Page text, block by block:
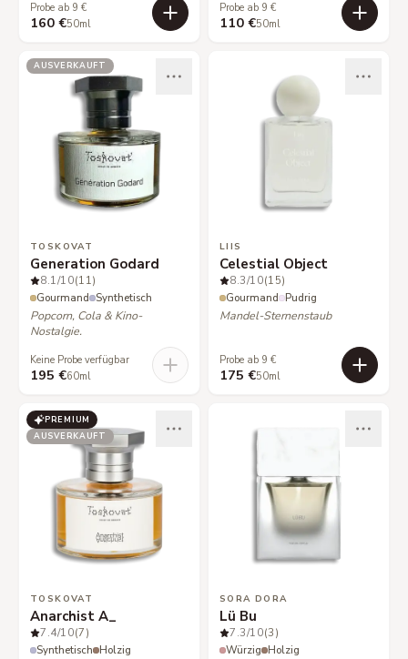
Probe ab 9 €
160 €50ml
Probe ab 9 €
110 €50ml
AUSVERKAUFT
TOSKOVAT
Generation Godard
8.1/10(11)
Gourmand Synthetisch
Popcorn, Cola & Kino-
Nostalgie.
Keine Probe verfügbar
195 €60ml
LIIS
Celestial Object
8.3/10(15)
Gourmand Pudrig
Mandel-Sternenstaub
Probe ab 9 €
175 €50ml
PREMIUM
AUSVERKAUFT
TOSKOVAT
Anarchist A_
7.4/10(7)
Synthetisch Holzig
SORA DORA
Lü Bu
7.3/10(3)
Würzig Holzig